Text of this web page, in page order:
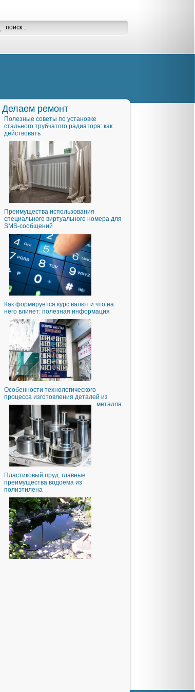
Делаем ремонт
Полезные советы по установке
стального трубчатого радиатора: как
действовать
Преимущества использования
специального виртуального номера для
SMS-сообщений
Как формируется курс валют и что на
него влияет: полезная информация
Особенности технологического
процесса изготовления деталей из
металла
Пластиковый пруд: главные
преимущества водоема из
полиэтилена